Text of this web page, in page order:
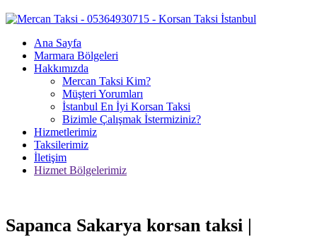
Ana Sayfa
Marmara Bölgeleri
Hakkımızda
Mercan Taksi Kim?
Müşteri Yorumları
İstanbul En İyi Korsan Taksi
Bizimle Çalışmak İstermiziniz?
Hizmetlerimiz
Taksilerimiz
İletişim
Hizmet Bölgelerimiz
Sapanca Sakarya korsan taksi |